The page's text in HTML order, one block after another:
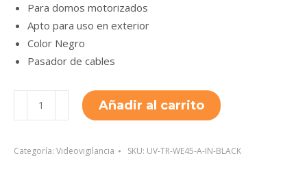
Para domos motorizados
Apto para uso en exterior
Color Negro
Pasador de cables
TR-
A-
Añadir al carrito
Categoría: Videovigilancia SKU: UV-TR-WE45-A-IN-BLACK